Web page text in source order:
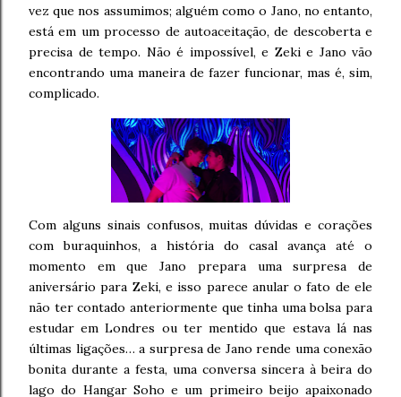
vez que nos assumimos; alguém como o Jano, no entanto,
está em um processo de autoaceitação, de descoberta e
precisa de tempo. Não é impossível, e Zeki e Jano vão
encontrando uma maneira de fazer funcionar, mas é, sim,
complicado.
Com alguns sinais confusos, muitas dúvidas e corações
com buraquinhos, a história do casal avança até o
momento em que Jano prepara uma surpresa de
aniversário para Zeki, e isso parece anular o fato de ele
não ter contado anteriormente que tinha uma bolsa para
estudar em Londres ou ter mentido que estava lá nas
últimas ligações… a surpresa de Jano rende uma conexão
bonita durante a festa, uma conversa sincera à beira do
lago do Hangar Soho e um primeiro beijo apaixonado